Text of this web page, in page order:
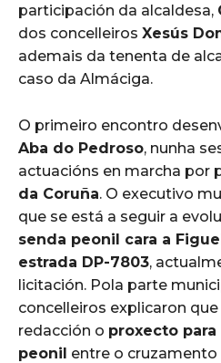
participación da alcaldesa,
dos concelleiros Xesús
ademais da tenenta de
caso da Almáciga.
O primeiro encontro
Aba do Pedroso, nunha
actuacións en marcha por
da Coruña. O executivo
que se está a seguir a
senda peonil cara a
estrada DP-7803,
licitación. Pola parte
concelleiros explicaron
redacción o proxecto
peonil entre o cruzamento